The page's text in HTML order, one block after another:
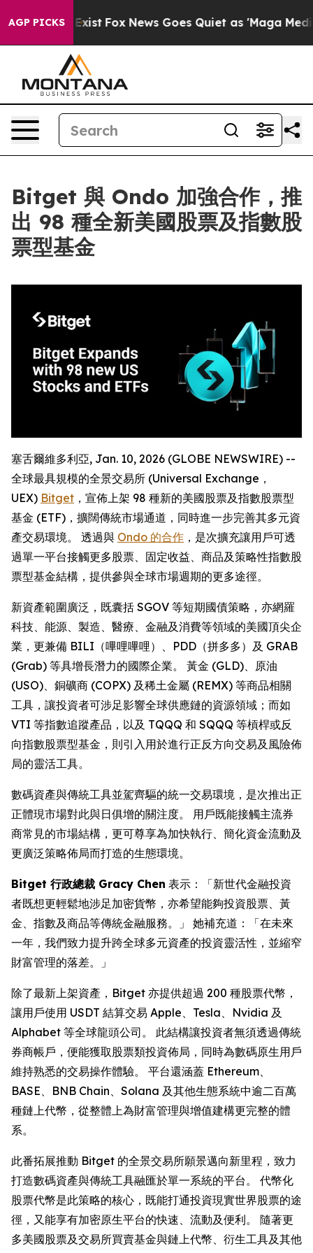
AGP PICKS
They Exist Fox News Goes Quiet as 'Maga Media
Bitget 與 Ondo 加強合作，推
出 98 種全新美國股票及指數股
票型基金
塞舌爾維多利亞, Jan. 10, 2026 (GLOBE NEWSWIRE) --
全球最具規模的全景交易所 (Universal Exchange，
UEX) Bitget ，宣佈上架 98 種新的美國股票及指數股票型
基金 (ETF)，擴闊傳統市場通道，同時進一步完善其多元資
產交易環境。 透過與 Ondo 的合作 ，是次擴充讓用戶可透
過單一平台接觸更多股票、固定收益、商品及策略性指數股
票型基金結構，提供參與全球市場週期的更多途徑。
新資產範圍廣泛，既囊括 SGOV 等短期國債策略，亦網羅
科技、能源、製造、醫療、金融及消費等領域的美國頂尖企
業，更兼備 BILI（嗶哩嗶哩）、PDD（拼多多）及 GRAB
(Grab) 等具增長潛力的國際企業。 黃金 (GLD)、原油
(USO)、銅礦商 (COPX) 及稀土金屬 (REMX) 等商品相關
工具，讓投資者可涉足影響全球供應鏈的資源領域；而如
VTI 等指數追蹤產品，以及 TQQQ 和 SQQQ 等槓桿或反
向指數股票型基金，則引入用於進行正反方向交易及風險佈
局的靈活工具。
數碼資產與傳統工具並駕齊驅的統一交易環境，是次推出正
正體現市場對此與日俱增的關注度。 用戶既能接觸主流券
商常見的市場結構，更可尊享為加快執行、簡化資金流動及
更廣泛策略佈局而打造的生態環境。
Bitget 行政總裁 Gracy Chen 表示：「新世代金融投資
者既想更輕鬆地涉足加密貨幣，亦希望能夠投資股票、黃
金、指數及商品等傳統金融服務。」 她補充道：「在未來
一年，我們致力提升跨全球多元資產的投資靈活性，並縮窄
財富管理的落差。」
除了最新上架資產，Bitget 亦提供超過 200 種股票代幣，
讓用戶使用 USDT 結算交易 Apple、Tesla、Nvidia 及
Alphabet 等全球龍頭公司。 此結構讓投資者無須透過傳統
券商帳戶，便能獲取股票類投資佈局，同時為數碼原生用戶
維持熟悉的交易操作體驗。 平台還涵蓋 Ethereum、
BASE、BNB Chain、Solana 及其他生態系統中逾二百萬
種鏈上代幣，從整體上為財富管理與增值建構更完整的體
系。
此番拓展推動 Bitget 的全景交易所願景邁向新里程，致力
打造數碼資產與傳統工具融匯於單一系統的平台。 代幣化
股票代幣是此策略的核心，既能打通投資現實世界股票的途
徑，又能享有加密原生平台的快速、流動及便利。 隨著更
多美國股票及交易所買賣基金與鏈上代幣、衍生工具及其他